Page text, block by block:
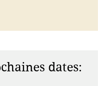
dates: